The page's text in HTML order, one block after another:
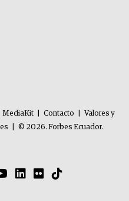
MediaKit Contacto
Valores y
© 2026. Forbes Ecuador.